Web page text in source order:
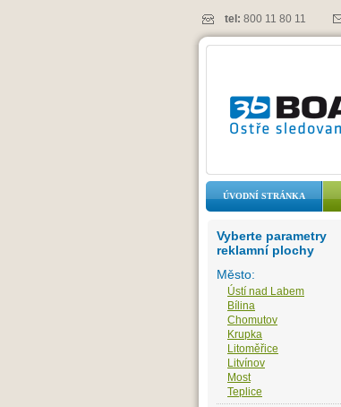
tel: 800 11 80 11
ÚVODNÍ STRÁNKA
Vyberte parametry
reklamní plochy
Město:
Ústí nad Labem
Bílina
Chomutov
Krupka
Litoměřice
Litvínov
Most
Teplice